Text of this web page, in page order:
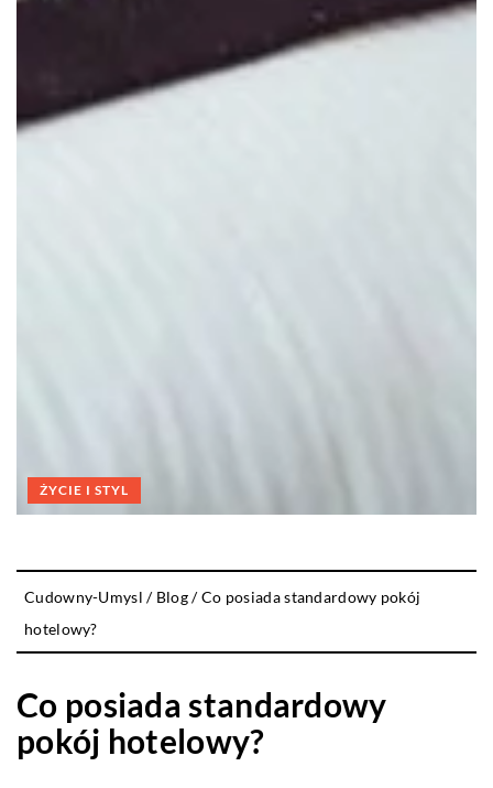
ŻYCIE I STYL
Cudowny-Umysl / Blog/Co posiada standardowy pokój
hotelowy?
Co posiada standardowy
pokój hotelowy?